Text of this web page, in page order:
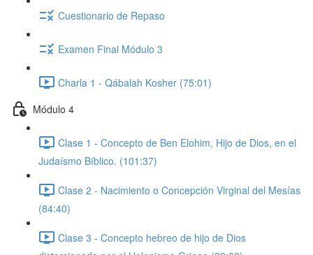
Cuestionario de Repaso
Examen Final Módulo 3
Charla 1 - Qábalah Kosher (75:01)
Módulo 4
Clase 1 - Concepto de Ben Elohim, Hijo de Dios, en el
Judaísmo Bíblico. (101:37)
Clase 2 - Nacimiento o Concepción Virginal del Mesías
(84:40)
Clase 3 - Concepto hebreo de hijo de Dios